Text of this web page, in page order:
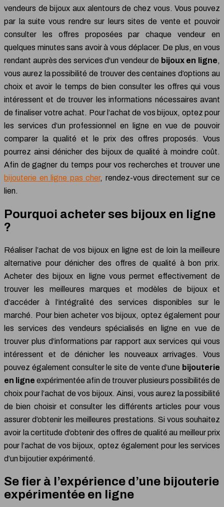
vendeurs de bijoux aux alentours de chez vous. Vous pouvez
par la suite vous rendre sur leurs sites de vente et pouvoir
consulter les offres proposées par chaque vendeur en
quelques minutes sans avoir à vous déplacer. De plus, en vous
rendant auprès des services d’un vendeur de bijoux en ligne,
vous aurez la possibilité de trouver des centaines d’options au
choix et avoir le temps de bien consulter les offres qui vous
intéressent et de trouver les informations nécessaires avant
de finaliser votre achat. Pour l’achat de vos bijoux, optez pour
les services d’un professionnel en ligne en vue de pouvoir
comparer la qualité et le prix des offres proposés. Vous
pourrez ainsi dénicher des bijoux de qualité à moindre coût.
Afin de gagner du temps pour vos recherches et trouver une
bijouterie en ligne pas cher, rendez-vous directement sur ce
lien.
Pourquoi acheter ses bijoux en ligne
?
Réaliser l’achat de vos bijoux en ligne est de loin la meilleure
alternative pour dénicher des offres de qualité à bon prix.
Acheter des bijoux en ligne vous permet effectivement de
trouver les meilleures marques et modèles de bijoux et
d’accéder à l’intégralité des services disponibles sur le
marché. Pour bien acheter vos bijoux, optez également pour
les services des vendeurs spécialisés en ligne en vue de
trouver plus d’informations par rapport aux services qui vous
intéressent et de dénicher les nouveaux arrivages. Vous
pouvez également consulter le site de vente d’une bijouterie
en ligne expérimentée afin de trouver plusieurs possibilités de
choix pour l’achat de vos bijoux. Ainsi, vous aurez la possibilité
de bien choisir et consulter les différents articles pour vous
assurer d’obtenir les meilleures prestations. Si vous souhaitez
avoir la certitude d’obtenir des offres de qualité au meilleur prix
pour l’achat de vos bijoux, optez également pour les services
d’un bijoutier expérimenté.
Se fier à l’expérience d’une bijouterie
expérimentée en ligne